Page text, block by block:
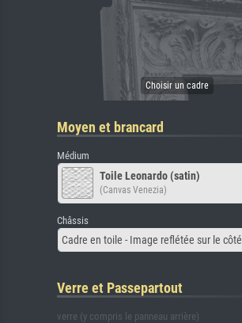
Moyen et brancard
Médium
Toile Leonardo (satin)
(Canvas Venezia)
Châssis
Cadre en toile - Image reflétée sur le côté
Verre et Passepartout
verre (y compris le panneau arrière)